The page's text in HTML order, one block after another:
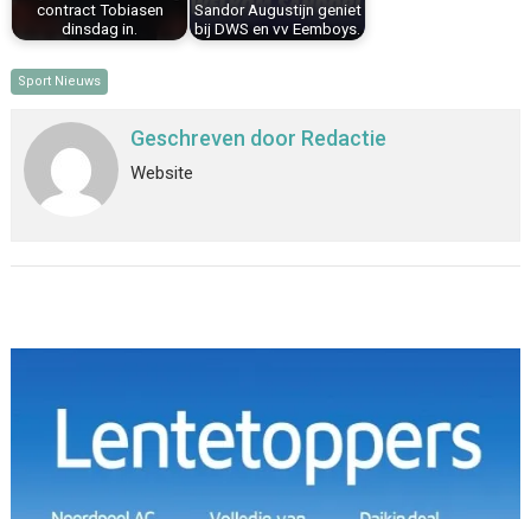
contract Tobiasen
dinsdag in.
Sandor Augustijn geniet
bij DWS en vv Eemboys.
Sport Nieuws
Geschreven door Redactie
Website